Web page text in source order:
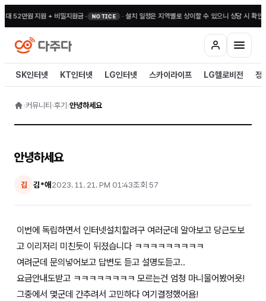
52만원 지원 + 비밀지원금• NOTICE · 설치 일정은 지역별로 상이할 수 있으니 상담 시 확인
SK인터넷 KT인터넷 LG인터넷 스카이라이프 LG헬로비전 정
›커뮤니티 ›후기 ›안녕하세요
안녕하세요
김 김*애2023. 11. 21. PM 01:43조회 57
이번에 독립하면서 인터넷설치할려구 여러군데 알아보고 당근도보
고 이리저리 미친듯이 뒤졌습니다 ㅋㅋㅋㅋㅋㅋㅋㅋㅋ
여려군데 문의넣어보고 답변도 듣고 설명도듣고..
요금안내도받고 ㅋㅋㅋㅋㅋㅋㅋㅋ 모르는건 엄청 마니물어봤어욧!
그중에서 몇군데 간추려서 고민하다 여기결정했어욤!